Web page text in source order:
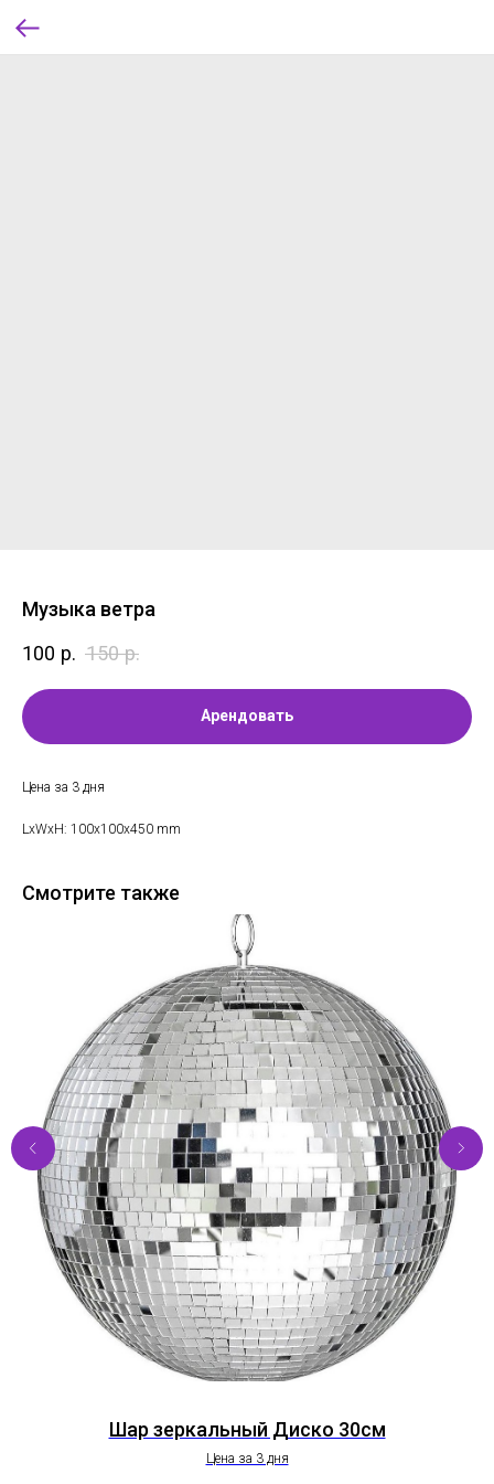
Музыка ветра
100 р. 150 р.
Арендовать
Цена за 3 дня
LxWxH: 100x100x450 mm
Смотрите также
Шар зеркальный Диско 30см
Цена за 3 дня